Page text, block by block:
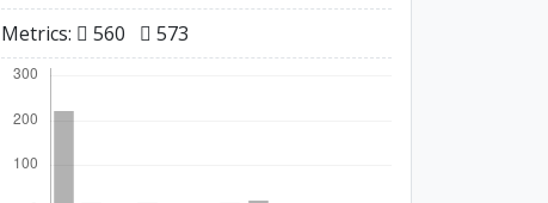
Metrics:
560 573